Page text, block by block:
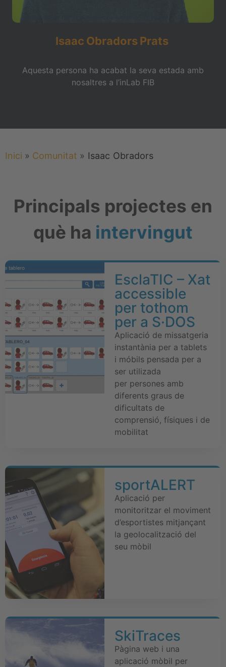
Isaac ObradorsPrats
Aquesta persona ha acabat la seva estada amb
nosaltres a l’inLab FIB
Inici » Comunitat » Isaac Obradors
Principals projectes en
què ha intervingut
EsclaTIC – Xat
accessible
per tothom
per a S·DOS
Aplicació de missatgeria
instantània per a tablets
i móbils pensada per a
ser utilizada
per persones amb
diferents graus de
dificultats de
comprensió, físiques i de
mobilitat
sportALERT
Aplicació per
monitoritzar el moviment
d’esportistes mitjançant
la geolocalització del
seu mòbil
SkiTraces
Pàgina web i una
aplicació mòbil per